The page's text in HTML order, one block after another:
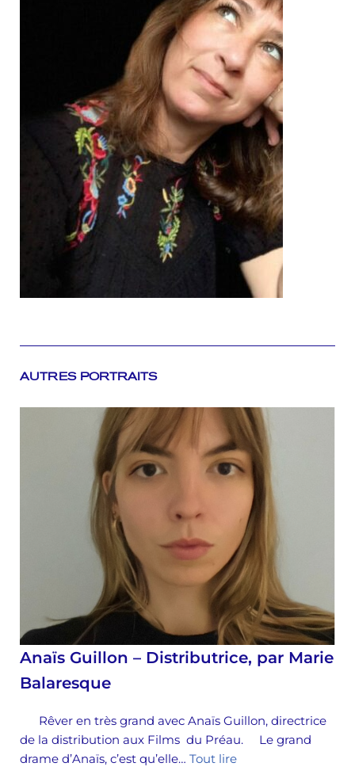
AUTRES PORTRAITS
Anaïs Guillon – Distributrice, par Marie
Balaresque
Rêver en très grand avec Anaïs Guillon, directrice
de la distribution aux Films du Préau. Le grand
drame d’Anaïs, c’est qu’elle… Tout lire